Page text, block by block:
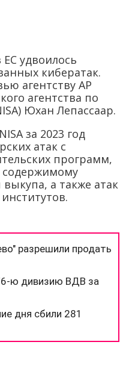
удвоилось
кибератак.
агентству AP
агентства по
Юхан Лепассаар.
за 2023 год
атак с
программ,
содержимому
а также атак